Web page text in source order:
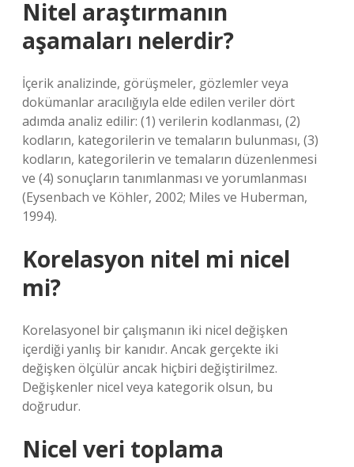
Nitel araştırmanın
aşamaları nelerdir?
İçerik analizinde, görüşmeler, gözlemler veya
dokümanlar aracılığıyla elde edilen veriler dört
adımda analiz edilir: (1) verilerin kodlanması, (2)
kodların, kategorilerin ve temaların bulunması, (3)
kodların, kategorilerin ve temaların düzenlenmesi
ve (4) sonuçların tanımlanması ve yorumlanması
(Eysenbach ve Köhler, 2002; Miles ve Huberman,
1994).
Korelasyon nitel mi nicel
mi?
Korelasyonel bir çalışmanın iki nicel değişken
içerdiği yanlış bir kanıdır. Ancak gerçekte iki
değişken ölçülür ancak hiçbiri değiştirilmez.
Değişkenler nicel veya kategorik olsun, bu
doğrudur.
Nicel veri toplama